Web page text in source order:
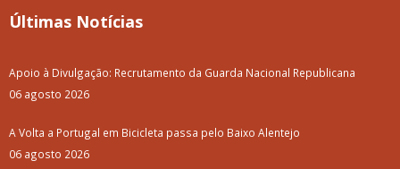
Últimas Notícias
Apoio à Divulgação: Recrutamento da Guarda Nacional Republicana
06 agosto 2026
A Volta a Portugal em Bicicleta passa pelo Baixo Alentejo
06 agosto 2026